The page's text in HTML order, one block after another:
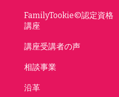
FamilyTookie©認定資格
講座
講座受講者の声
相談事業
沿革